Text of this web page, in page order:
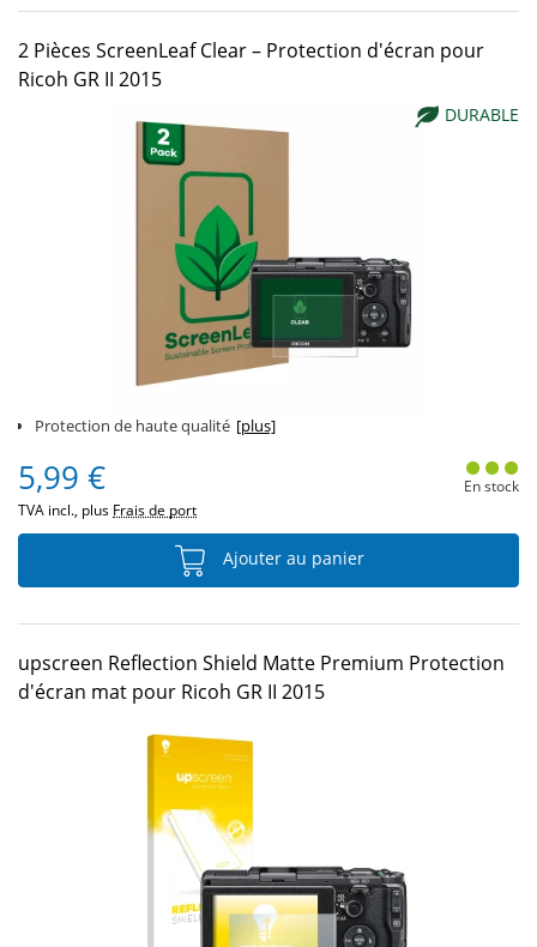
2 Pièces ScreenLeaf Clear – Protection d'écran pour
Ricoh GR II 2015
DURABLE
Protection de haute qualité [plus]
5,99 €
TVA incl., plus Frais de port
En stock
Ajouter au panier
upscreen Reflection Shield Matte Premium Protection
d'écran mat pour Ricoh GR II 2015